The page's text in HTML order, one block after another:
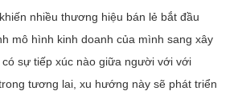
nhiều thương hiệu bán lẻ bắt đầu
mô hình kinh doanh của mình sang xây
sự tiếp xúc nào giữa người với với
tương lai, xu hướng này sẽ phát triển